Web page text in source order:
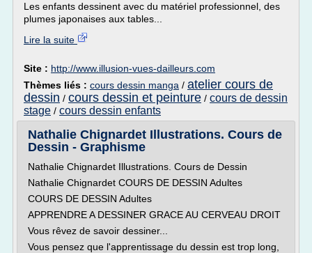
Les enfants dessinent avec du matériel professionnel, des
plumes japonaises aux tables...
Lire la suite
Site : http://www.illusion-vues-dailleurs.com
Thèmes liés : cours dessin manga / atelier cours de
dessin / cours dessin et peinture / cours de dessin
stage / cours dessin enfants
Nathalie Chignardet Illustrations. Cours de
Dessin - Graphisme
Nathalie Chignardet Illustrations. Cours de Dessin
Nathalie Chignardet COURS DE DESSIN Adultes
COURS DE DESSIN Adultes
APPRENDRE A DESSINER GRACE AU CERVEAU DROIT
Vous rêvez de savoir dessiner...
Vous pensez que l'apprentissage du dessin est trop long,